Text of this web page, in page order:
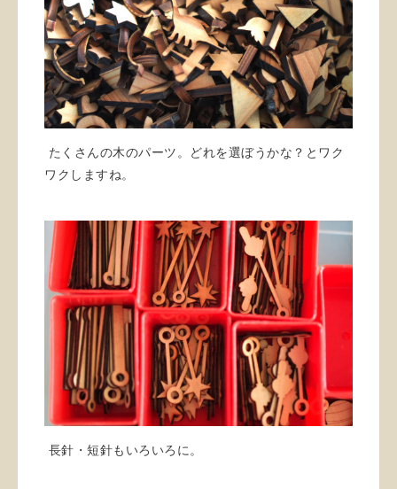
たくさんの木のパーツ。どれを選ぼうかな？とワク
ワクしますね。
長針・短針もいろいろに。